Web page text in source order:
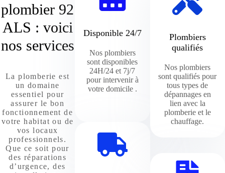
plombier 92
ALS : voici
nos services
La plomberie est
un domaine
essentiel pour
assurer le bon
fonctionnement de
votre habitat ou de
vos locaux
professionnels.
Que ce soit pour
des réparations
d’urgence, des
Disponible 24/7
Nos plombiers
sont disponibles
24H/24 et 7j/7
pour intervenir à
votre domicile .
Plombiers
qualifiés
Nos plombiers
sont qualifiés pour
tous types de
dépannages en
lien avec la
plomberie et le
chauffage.